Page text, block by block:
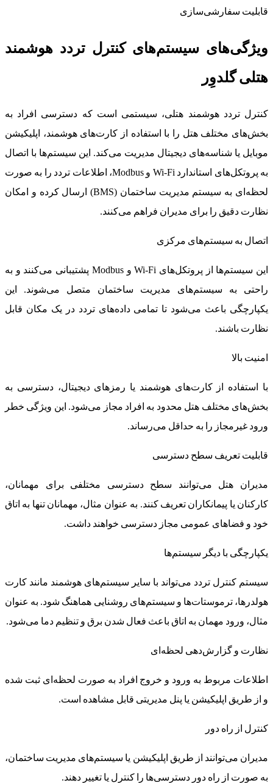
قابلیت سفارشی‌سازی
ویژگی‌های سیستم‌های کنترل تردد هوشمند
هتلی گلدوِر
کنترل تردد هوشمند هتلی، سیستمی است که دسترسی افراد به
بخش‌های مختلف هتل را با استفاده از کارت‌های هوشمند، اپلیکیشن
موبایل یا شناسه‌های دیجیتال مدیریت می‌کند. این سیستم‌ها با اتصال
به پروتکل‌های استاندارد Wi-Fi و Modbus، اطلاعات تردد را به صورت
لحظه‌ای به سیستم مدیریت ساختمان (BMS) ارسال کرده و امکان
نظارت دقیق را برای مدیران فراهم می‌کنند.
اتصال به سیستم‌های مرکزی
این سیستم‌ها از پروتکل‌های Wi-Fi و Modbus پشتیبانی می‌کنند و به
راحتی به سیستم‌های مدیریت ساختمان متصل می‌شوند. این
یکپارچگی باعث می‌شود تا تمامی داده‌های تردد در یک مکان قابل
نظارت باشند.
امنیت بالا
با استفاده از کارت‌های هوشمند یا رمزهای دیجیتال، دسترسی به
بخش‌های مختلف هتل محدود به افراد مجاز می‌شود. این ویژگی خطر
ورود غیرمجاز را به حداقل می‌رساند.
قابلیت تعریف سطح دسترسی
مدیران هتل می‌توانند سطح دسترسی مختلفی برای مهمانان،
کارکنان یا پیمانکاران تعریف کنند. به عنوان مثال، مهمانان تنها به اتاق
خود و فضاهای عمومی مجاز دسترسی خواهند داشت.
یکپارچگی با دیگر سیستم‌ها
سیستم کنترل تردد می‌تواند با سایر سیستم‌های هوشمند مانند کارت
هولدرها، ترموستات‌ها و سیستم‌های روشنایی هماهنگ شود. به عنوان
مثال، ورود مهمان به اتاق باعث فعال شدن برق و تنظیم دما می‌شود.
نظارت و گزارش‌دهی لحظه‌ای
اطلاعات مربوط به ورود و خروج افراد به صورت لحظه‌ای ثبت شده
و از طریق اپلیکیشن یا پنل مدیریتی قابل مشاهده است.
کنترل از راه دور
مدیران می‌توانند از طریق اپلیکیشن یا سیستم‌های مدیریت ساختمان،
به صورت از راه دور دسترسی‌ها را کنترل یا تغییر دهند.